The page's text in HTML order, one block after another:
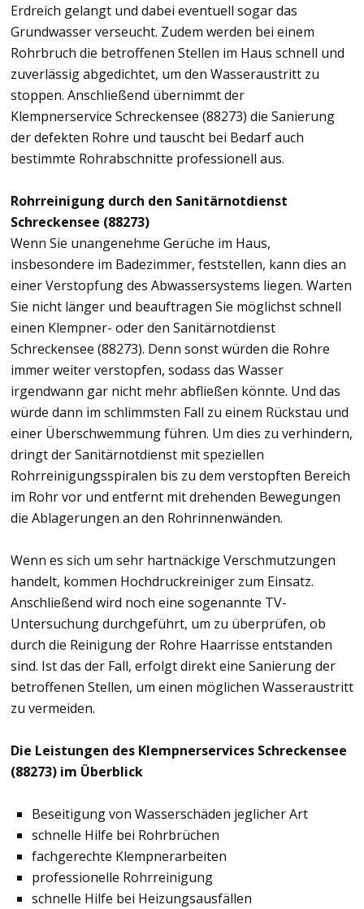
Erdreich gelangt und dabei eventuell sogar das
Grundwasser verseucht. Zudem werden bei einem
Rohrbruch die betroffenen Stellen im Haus schnell und
zuverlässig abgedichtet, um den Wasseraustritt zu
stoppen. Anschließend übernimmt der
Klempnerservice Schreckensee (88273) die Sanierung
der defekten Rohre und tauscht bei Bedarf auch
bestimmte Rohrabschnitte professionell aus.
Rohrreinigung durch den Sanitärnotdienst
Schreckensee (88273)
Wenn Sie unangenehme Gerüche im Haus,
insbesondere im Badezimmer, feststellen, kann dies an
einer Verstopfung des Abwassersystems liegen. Warten
Sie nicht länger und beauftragen Sie möglichst schnell
einen Klempner- oder den Sanitärnotdienst
Schreckensee (88273). Denn sonst würden die Rohre
immer weiter verstopfen, sodass das Wasser
irgendwann gar nicht mehr abfließen könnte. Und das
würde dann im schlimmsten Fall zu einem Rückstau und
einer Überschwemmung führen. Um dies zu verhindern,
dringt der Sanitärnotdienst mit speziellen
Rohrreinigungsspiralen bis zu dem verstopften Bereich
im Rohr vor und entfernt mit drehenden Bewegungen
die Ablagerungen an den Rohrinnenwänden.
Wenn es sich um sehr hartnäckige Verschmutzungen
handelt, kommen Hochdruckreiniger zum Einsatz.
Anschließend wird noch eine sogenannte TV-
Untersuchung durchgeführt, um zu überprüfen, ob
durch die Reinigung der Rohre Haarrisse entstanden
sind. Ist das der Fall, erfolgt direkt eine Sanierung der
betroffenen Stellen, um einen möglichen Wasseraustritt
zu vermeiden.
Die Leistungen des Klempnerservices Schreckensee
(88273) im Überblick
Beseitigung von Wasserschäden jeglicher Art
schnelle Hilfe bei Rohrbrüchen
fachgerechte Klempnerarbeiten
professionelle Rohrreinigung
schnelle Hilfe bei Heizungsausfällen